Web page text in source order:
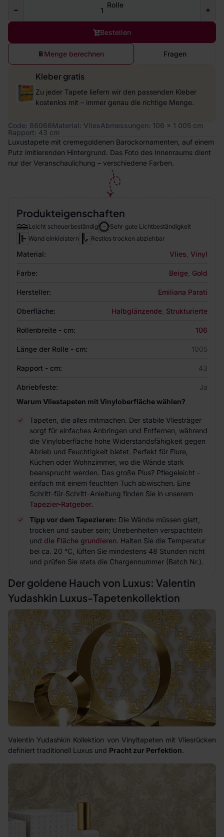
Rolle
Bestellen
Menge berechnen Fragen
Kleber gratis
Zu jeder Tapete liefern wir den passenden Kleber
kostenlos mit – immer genau die richtige Menge.
Code: 86066Material: VliesAbmessungen: 106 x 1 005 cm
Rapport: 43 cm
Luxustapete mit cremegoldenen Barockornamenten, auf einem
Putz imitierenden Hintergrund. Das Foto des Innenraums dient
nur der Veranschaulichung – verschiedene Farben.
Produkteigenschaften
Leicht scheuerbeständig
Sehr gute Lichtbeständigkeit
Wand einkleistern
Restlos trocken abziehbar
Material: Vlies Vinyl
Farbe: Beige Gold
Hersteller: Emiliana Parati
Oberfläche: Halbglänzende Strukturierte
Rollenbreite - cm: 106
Länge der Rolle - cm: 1005
Rapport - cm: 43
Abriebfeste:
Ja
Warum Vliestapeten mit Vinyloberfläche wählen?
Tapeten, die alles mitmachen. Der stabile Vliesträger
sorgt für einfaches Anbringen und Entfernen, während
die Vinyloberfläche hohe Widerstandsfähigkeit gegen
Abrieb und Feuchtigkeit bietet. Perfekt für Flure,
Küchen oder Wohnzimmer, wo die Wände stark
beansprucht werden. Das große Plus? Pflegeleicht –
einfach mit einem feuchten Tuch abwischen. Eine
Schritt-für-Schritt-Anleitung finden Sie in unserem
Tapezier-Ratgeber.
Tipp vor dem Tapezieren: Die Wände müssen glatt,
trocken und sauber sein; Unebenheiten verspachteln
und die Fläche grundieren. Halten Sie die Temperatur
bei ca. 20 °C, lüften Sie mindestens 48 Stunden nicht
und prüfen Sie stets die Chargennummer (Batch Nr.).
Der goldene Hauch von Luxus: Valentin
Yudashkin Luxus-Tapetenkollektion
Valentin Yudashkin Kollektion von Vinyltapeten mit Vliesrücken
definiert traditionell Luxus und Pracht zur Perfektion.